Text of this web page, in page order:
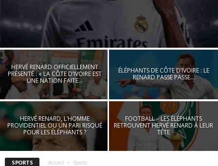
HERVÉ RENARD OFFICIELLEMENT
PRÉSENTÉ : « LA CÔTE D’IVOIRE EST
UNE NATION FAITE...
ÉLÉPHANTS DE CÔTE D’IVOIRE : LE
RENARD PASSE PASSE…
HERVÉ RENARD, L’HOMME
PROVIDENTIEL OU UN PARI RISQUÉ
POUR LES ÉLÉPHANTS ?
FOOTBALL – LES ÉLÉPHANTS
RETROUVENT HERVÉ RENARD À LEUR
TÊTE
SPORTS Accueil Sports